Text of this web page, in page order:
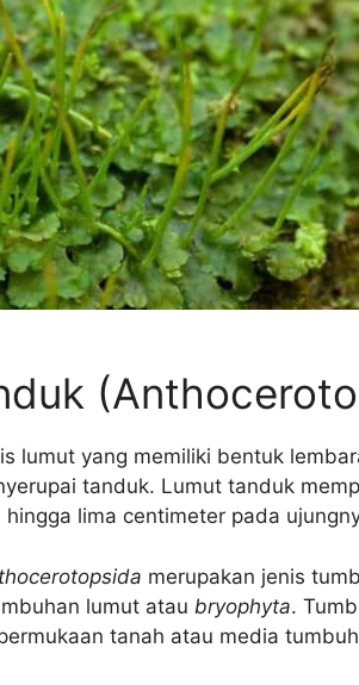
lumut yang memiliki bentuk
tanduk. Lumut tanduk
lima centimeter pada
merupakan jenis
lumut atau bryophyta.
tanah atau media